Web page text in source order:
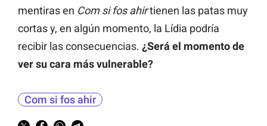
mentiras en Com si fos ahirtienen las patas muy
cortas y, en algún momento, la Lídia podría
recibir las consecuencias. ¿Será el momento de
ver su cara más vulnerable?
Com si fos ahir